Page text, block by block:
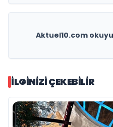
Aktuel10.com
İLGINIZI ÇEKEBILIR